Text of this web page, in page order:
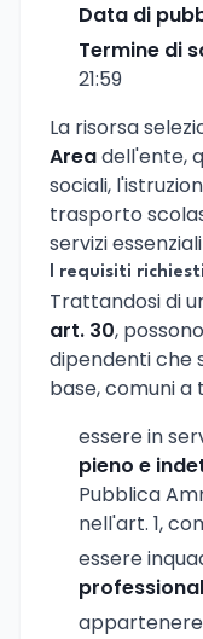
Data di
Termine di
21:59
La risorsa
Areadell'ente,
sociali,
trasporto
servizi
I requisiti
Trattandosi di
art. 30,
dipendenti che
base, comuni a
essere in
pieno e
Pubblica
nell'art. 1,
essere